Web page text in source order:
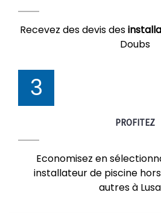
Recevez des devis des
Doubs
3
PROFITEZ
Economisez en
installateur de piscine
autres à